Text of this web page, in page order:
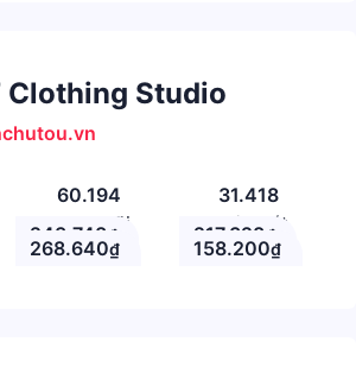
Clothing Studio
60.194
Theo Dõi
31.418
Nhận xét
243.748 ₫ 217.328 ₫
268.640₫ 158.200₫